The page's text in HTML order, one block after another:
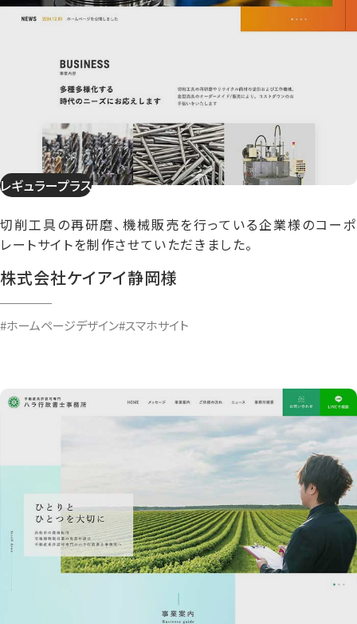
レギュラープラス
切削工具の再研磨、機械販売を行っている企業様のコーポ
レートサイトを制作させていただきました。
株式会社ケイアイ静岡様
#ホームページデザイン#スマホサイト